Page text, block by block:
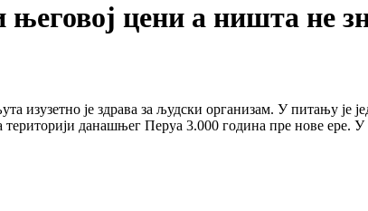
његовој цени а ништа не
изузетно је здрава за људски организам. У питању
територији данашњег Перуа 3.000 година пре нове